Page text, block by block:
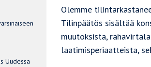
Uudessa
Olemme
Tilinpäätös sisältää
muutoksista,
laatimisperiaatteista,